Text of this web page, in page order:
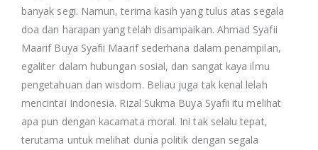
banyak segi. Namun, terima kasih yang tulus atas segala
doa dan harapan yang telah disampaikan. Ahmad Syafii
Maarif Buya Syafii Maarif sederhana dalam penampilan,
egaliter dalam hubungan sosial, dan sangat kaya ilmu
pengetahuan dan wisdom. Beliau juga tak kenal lelah
mencintai Indonesia. Rizal Sukma Buya Syafii itu melihat
apa pun dengan kacamata moral. Ini tak selalu tepat,
terutama untuk melihat dunia politik dengan segala